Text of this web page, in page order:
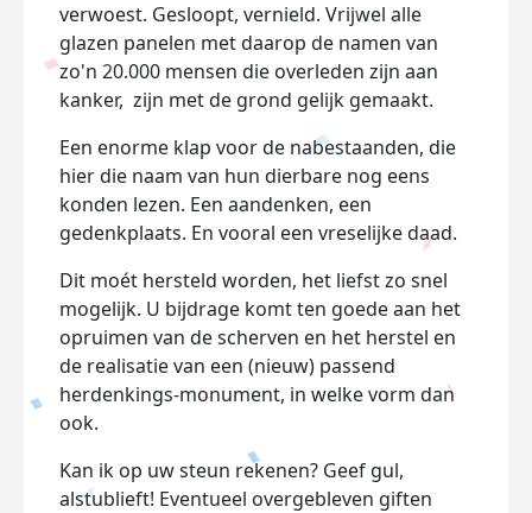
verwoest. Gesloopt, vernield. Vrijwel alle
glazen panelen met daarop de namen van
zo'n 20.000 mensen die overleden zijn aan
kanker, zijn met de grond gelijk gemaakt.
Een enorme klap voor de nabestaanden, die
hier die naam van hun dierbare nog eens
konden lezen. Een aandenken, een
gedenkplaats. En vooral een vreselijke daad.
Dit moét hersteld worden, het liefst zo snel
mogelijk. U bijdrage komt ten goede aan het
opruimen van de scherven en het herstel en
de realisatie van een (nieuw) passend
herdenkings-monument, in welke vorm dan
ook.
Kan ik op uw steun rekenen? Geef gul,
alstublieft! Eventueel overgebleven giften